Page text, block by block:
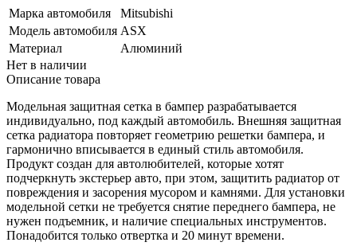
Марка автомобиля
Mitsubishi
Модель автомобиля ASX
Материал
Алюминий
Нет в наличии
Описание товара
Модельная защитная сетка в бампер разрабатывается
индивидуально, под каждый автомобиль. Внешняя защитная
сетка радиатора повторяет геометрию решетки бампера, и
гармонично вписывается в единый стиль автомобиля.
Продукт создан для автолюбителей, которые хотят
подчеркнуть экстерьер авто, при этом, защитить радиатор от
повреждения и засорения мусором и камнями. Для установки
модельной сетки не требуется снятие переднего бампера, не
нужен подъемник, и наличие специальных инструментов.
Понадобится только отвертка и 20 минут времени.